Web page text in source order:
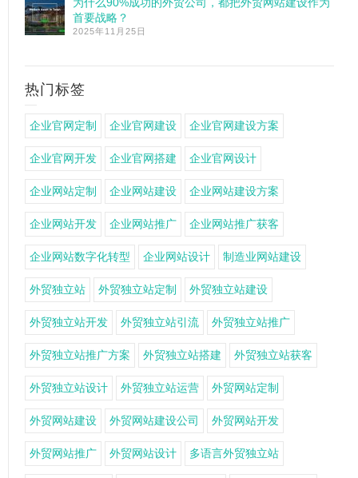
为什么90%成功的外贸公司，都把外贸网站建设作为
首要战略？
2025年11月25日
热门标签
企业官网定制 企业官网建设 企业官网建设方案
企业官网开发 企业官网搭建 企业官网设计
企业网站定制 企业网站建设 企业网站建设方案
企业网站开发 企业网站推广 企业网站推广获客
企业网站数字化转型 企业网站设计 制造业网站建设
外贸独立站 外贸独立站定制 外贸独立站建设
外贸独立站开发 外贸独立站引流 外贸独立站推广
外贸独立站推广方案 外贸独立站搭建 外贸独立站获客
外贸独立站设计 外贸独立站运营 外贸网站定制
外贸网站建设 外贸网站建设公司 外贸网站开发
外贸网站推广 外贸网站设计 多语言外贸独立站